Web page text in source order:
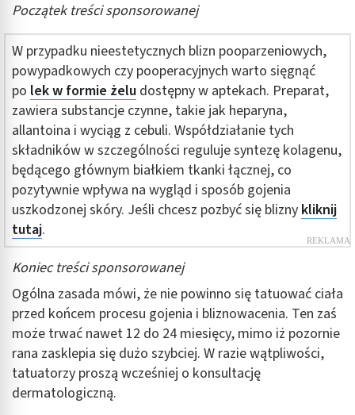
Początek treści sponsorowanej
W przypadku nieestetycznych blizn pooparzeniowych,
powypadkowych czy pooperacyjnych warto sięgnąć
po lek w formie żelu dostępny w aptekach. Preparat,
zawiera substancje czynne, takie jak heparyna,
allantoina i wyciąg z cebuli. Współdziałanie tych
składników w szczególności reguluje syntezę kolagenu,
będącego głównym białkiem tkanki łącznej, co
pozytywnie wpływa na wygląd i sposób gojenia
uszkodzonej skóry. Jeśli chcesz pozbyć się blizny kliknij
tutaj.
Koniec treści sponsorowanej
Ogólna zasada mówi, że nie powinno się tatuować ciała
przed końcem procesu gojenia i bliznowacenia. Ten zaś
może trwać nawet 12 do 24 miesięcy, mimo iż pozornie
rana zasklepia się dużo szybciej. W razie wątpliwości,
tatuatorzy proszą wcześniej o konsultację
dermatologiczną.